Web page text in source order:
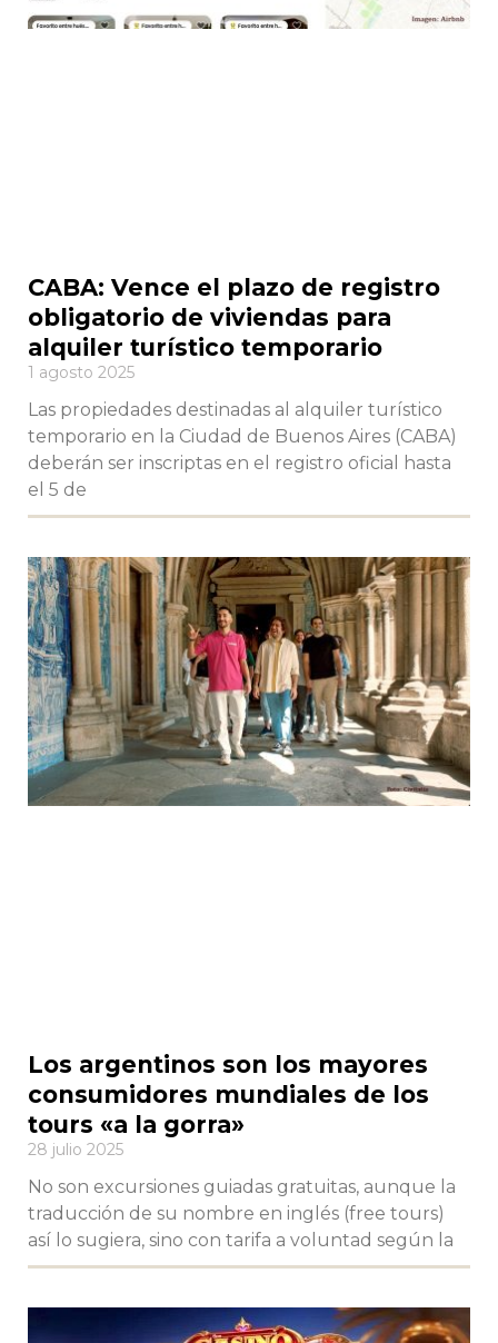
CABA: Vence el plazo de registro
obligatorio de viviendas para
alquiler turístico temporario
1 agosto 2025
Las propiedades destinadas al alquiler turístico
temporario en la Ciudad de Buenos Aires (CABA)
deberán ser inscriptas en el registro oficial hasta
el 5 de
Los argentinos son los mayores
consumidores mundiales de los
tours «a la gorra»
28 julio 2025
No son excursiones guiadas gratuitas, aunque la
traducción de su nombre en inglés (free tours)
así lo sugiera, sino con tarifa a voluntad según la